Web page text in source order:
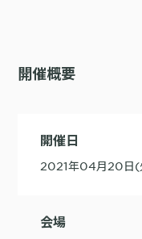
購入前の「迷い」をAIエー
開催概要
開催日
2021年04月20
会場